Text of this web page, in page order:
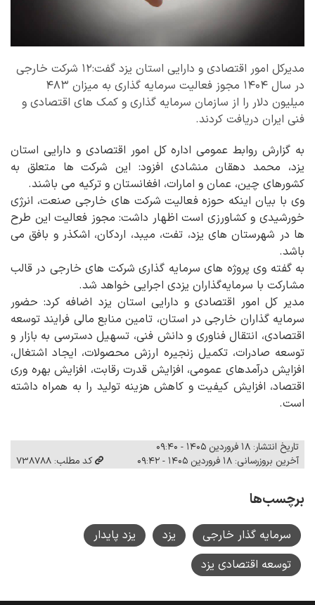
مدیرکل امور اقتصادی و دارایی استان یزد گفت:۱۲ شرکت خارجی
در سال ۱۴۰۴ مجوز فعالیت سرمایه گذاری به میزان ۴۸۳
میلیون دلار را از سازمان سرمایه گذاری و کمک های اقتصادی و
فنی ایران دریافت کردند.
به گزارش روابط عمومی اداره کل امور اقتصادی و دارایی استان
یزد، محمد دهقان منشادی افزود: این شرکت ها متعلق به
کشورهای چین، عمان و امارات، افغانستان و ترکیه می باشند.
وی با بیان اینکه حوزه فعالیت شرکت های خارجی صنعت، انرژی
خورشیدی و کشاورزی است اظهار داشت: مجوز فعالیت این طرح
ها در شهرستان های یزد، تفت، میبد، اردکان، اشکذر و بافق می
باشد.
به گفته وی پروژه های سرمایه گذاری شرکت های خارجی در قالب
مشارکت با سرمایه‌گذاران یزدی اجرایی خواهد شد.
مدیر کل امور اقتصادی و دارایی استان یزد اضافه کرد: حضور
سرمایه گذاران خارجی در استان، تامین منابع مالی فرایند توسعه
اقتصادی، انتقال فناوری و دانش فنی، تسهیل دسترسی به بازار و
توسعه صادرات، تکمیل زنجیره ارزش محصولات، ایجاد اشتغال،
افزایش درآمدهای عمومی، افزایش قدرت رقابت، افزایش بهره وری
اقتصاد، افزایش کیفیت و کاهش هزینه تولید را به همراه داشته
است.
تاریخ انتشار: ۱۸ فروردین ۱۴۰۵ - ۰۹:۴۰
آخرین بروزرسانی: ۱۸ فروردین ۱۴۰۵ - ۰۹:۴۲
کد مطلب: 738788
برچسب‌ها
سرمایه گذار خارجی یزد
یزد پایدار
توسعه اقتصادی یزد